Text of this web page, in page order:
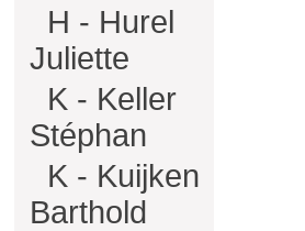
H - Hurel
Juliette
K - Keller
Stéphan
K - Kuijken
Barthold